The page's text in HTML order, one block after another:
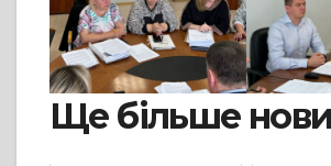
Ще більше